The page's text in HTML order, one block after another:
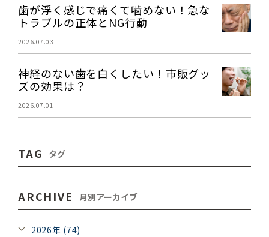
歯が浮く感じで痛くて噛めない！急な
トラブルの正体とNG行動
2026.07.03
神経のない歯を白くしたい！市販グッ
ズの効果は？
2026.07.01
TAG タグ
ARCHIVE 月別アーカイブ
2026年 (74)